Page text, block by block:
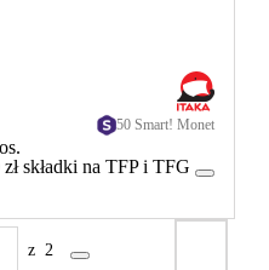
50 Smart! Monet
składki na TFP i TFG
z 2